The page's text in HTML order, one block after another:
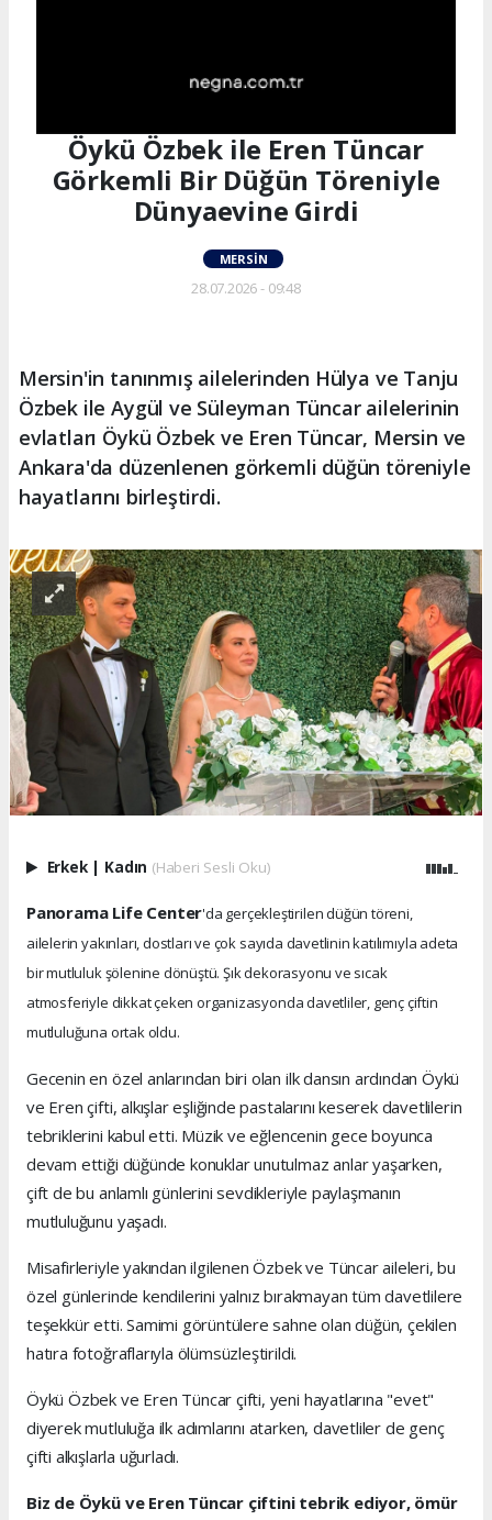
Öykü Özbek ile Eren Tüncar
Görkemli Bir Düğün Töreniyle
Dünyaevine Girdi
MERSIN
28.07.2026 - 09:48
Mersin'in tanınmış ailelerinden Hülya ve Tanju
Özbek ile Aygül ve Süleyman Tüncar ailelerinin
evlatları Öykü Özbek ve Eren Tüncar, Mersin ve
Ankara'da düzenlenen görkemli düğün töreniyle
hayatlarını birleştirdi.
Erkek | Kadın (Haberi Sesli Oku)
Panorama Life Center'da gerçekleştirilen düğün töreni,
ailelerin yakınları, dostları ve çok sayıda davetlinin katılımıyla adeta
bir mutluluk şölenine dönüştü. Şık dekorasyonu ve sıcak
atmosferiyle dikkat çeken organizasyonda davetliler, genç çiftin
mutluluğuna ortak oldu.
Gecenin en özel anlarından biri olan ilk dansın ardından Öykü
ve Eren çifti, alkışlar eşliğinde pastalarını keserek davetlilerin
tebriklerini kabul etti. Müzik ve eğlencenin gece boyunca
devam ettiği düğünde konuklar unutulmaz anlar yaşarken,
çift de bu anlamlı günlerini sevdikleriyle paylaşmanın
mutluluğunu yaşadı.
Misafirleriyle yakından ilgilenen Özbek ve Tüncar aileleri, bu
özel günlerinde kendilerini yalnız bırakmayan tüm davetlilere
teşekkür etti. Samimi görüntülere sahne olan düğün, çekilen
hatıra fotoğraflarıyla ölümsüzleştirildi.
Öykü Özbek ve Eren Tüncar çifti, yeni hayatlarına "evet"
diyerek mutluluğa ilk adımlarını atarken, davetliler de genç
çifti alkışlarla uğurladı.
Biz de Öykü ve Eren Tüncar çiftini tebrik ediyor, ömür